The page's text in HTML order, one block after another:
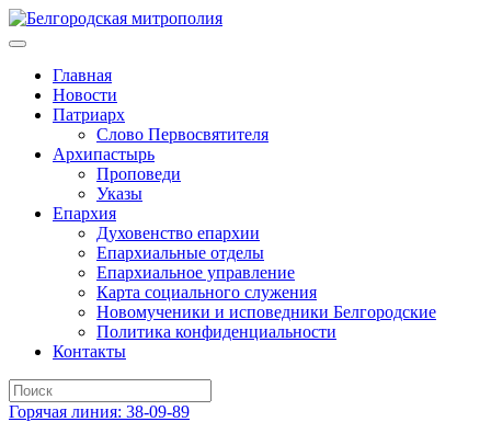
Главная
Новости
Патриарх
Слово Первосвятителя
Архипастырь
Проповеди
Указы
Епархия
Духовенство епархии
Епархиальные отделы
Епархиальное управление
Карта социального служения
Новомученики и исповедники Белгородские
Политика конфиденциальности
Контакты
Горячая линия: 38-09-89